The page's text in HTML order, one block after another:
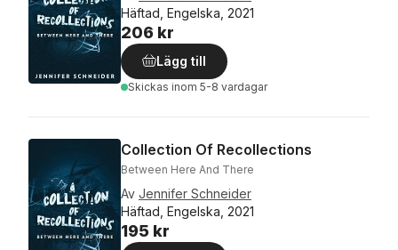
Häftad, Engelska, 2021
206 kr
Lägg till
Skickas inom 5-8 vardagar
Collection Of Recollections
Between Here And There
Av Jennifer Schneider
Häftad, Engelska, 2021
195 kr